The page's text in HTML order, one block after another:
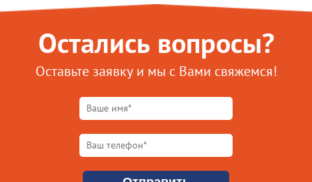
Остались вопросы?
Оставьте заявку и мы с Вами свяжемся!